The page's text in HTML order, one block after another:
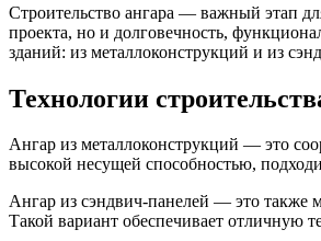
Строительство ангара — важный этап
проекта, но и долговечность,
зданий: из металлоконструкций и из
Технологии
Ангар из металлоконструкций — это
высокой несущей способностью,
Ангар из сэндвич-панелей — это также
Такой вариант обеспечивает отличную